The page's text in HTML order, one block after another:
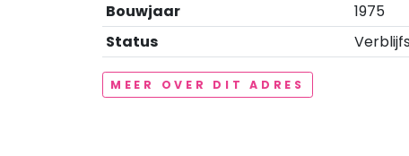
Bouwjaar
1975
Status
MEER OVER DIT ADRES